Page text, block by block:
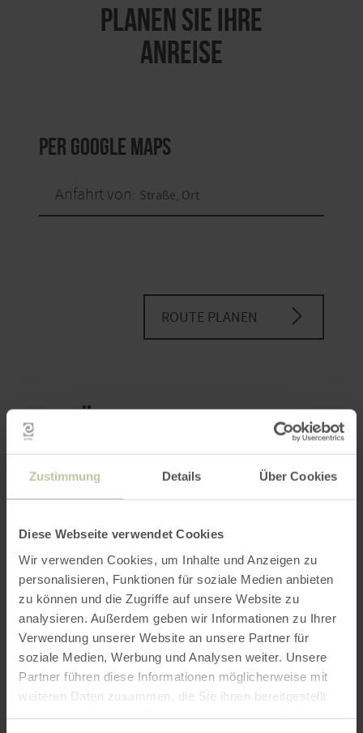
Zustimmung Details Über Cookies
Diese Webseite verwendet Cookies
Wir verwenden Cookies, um Inhalte und Anzeigen zu
personalisieren, Funktionen für soziale Medien anbieten
zu können und die Zugriffe auf unsere Website zu
analysieren. Außerdem geben wir Informationen zu Ihrer
Verwendung unserer Website an unsere Partner für
soziale Medien, Werbung und Analysen weiter. Unsere
Partner führen diese Informationen möglicherweise mit
weiteren Daten zusammen, die Sie ihnen bereitgestellt
PLANEN SIE IHRE
ANREISE
per Google Maps
Anfahrt von:
ROUTE PLANEN
Das könnte Sie auch
interessieren